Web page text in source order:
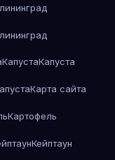
КапустаКапуста
Карта сайта
Картофель
Кейптаун